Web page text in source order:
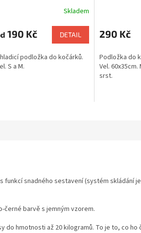
Skladem
190 Kč DETAIL
podložka do kočárků.
S a M.
290 Kč
Podložka do
Vel.
srst.
s funkcí snadného sestavení (systém skládání
černé barvě s jemným vzorem.
do hmotnosti až 20 kilogramů. To je to, co ho